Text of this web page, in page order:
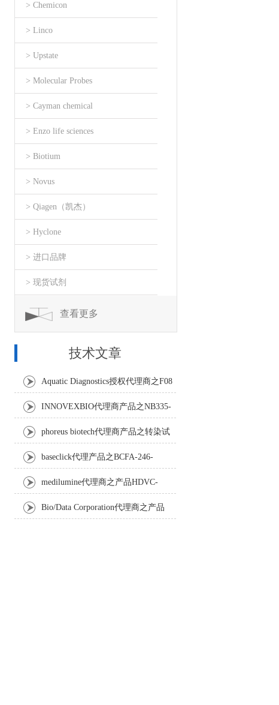
> Chemicon
> Linco
> Upstate
> Molecular Probes
> Cayman chemical
> Enzo life sciences
> Biotium
> Novus
> Qiagen（凯杰）
> Hyclone
> 进口品牌
> 现货试剂
查看更多
技术文章
Aquatic Diagnostics授权代理商之F08
Anti-Turbot IgM monoclonal antibody
INNOVEXBIO代理商产品之NB335-
60-60ML Fc Receptor Blocker – Azide-Free
phoreus biotech代理商产品之转染试
剂BAPtofect-25 5mg kit
baseclick代理产品之BCFA-246-
5mg，Tri-β-GalNAc-PEG3-Azide
medilumine代理商之产品HDVC-
121，Fenestra HDVC动物CT造影剂
Bio/Data Corporation代理商之产品